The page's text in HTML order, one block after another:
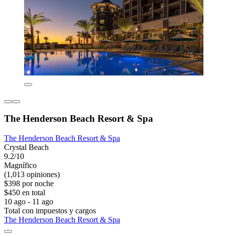
The Henderson Beach Resort & Spa
The Henderson Beach Resort & Spa
Crystal Beach
9.2/10
Magnífico
(1,013 opiniones)
$398 por noche
$450 en total
10 ago - 11 ago
Total con impuestos y cargos
The Henderson Beach Resort & Spa